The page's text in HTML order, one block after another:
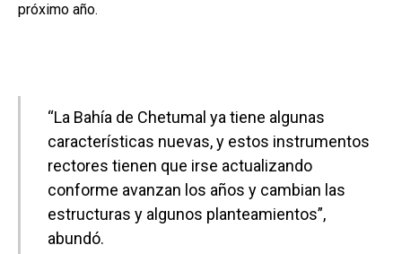
próximo año.
“La Bahía de Chetumal ya tiene algunas
características nuevas, y estos instrumentos
rectores tienen que irse actualizando
conforme avanzan los años y cambian las
estructuras y algunos planteamientos”,
abundó.